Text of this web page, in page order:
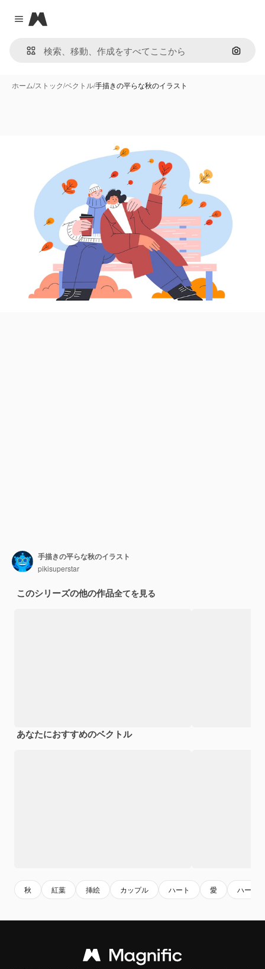
Close menu
Magnific
画像で
ホーム/ストック/ベクトル/手描きの平らな秋のイラスト
手描きの平らな秋のイラスト
pikisuperstar
このシリーズの他の作品全てを見る
あなたにおすすめのベクトル
秋 紅葉 挿絵 カップル ハート 愛 ハート